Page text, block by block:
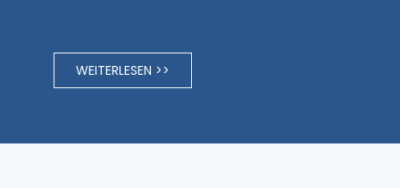
WEITERLESEN >>